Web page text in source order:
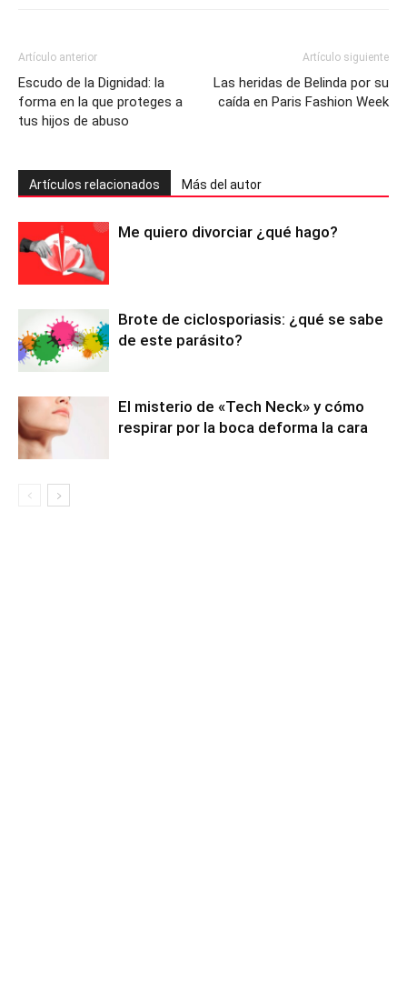
Artículo anterior
Escudo de la Dignidad: la
forma en la que proteges a
tus hijos de abuso
Artículo siguiente
Las heridas de Belinda por su
caída en Paris Fashion Week
Artículos relacionados Más del autor
Me quiero divorciar ¿qué hago?
Brote de ciclosporiasis: ¿qué se sabe
de este parásito?
El misterio de «Tech Neck» y cómo
respirar por la boca deforma la cara